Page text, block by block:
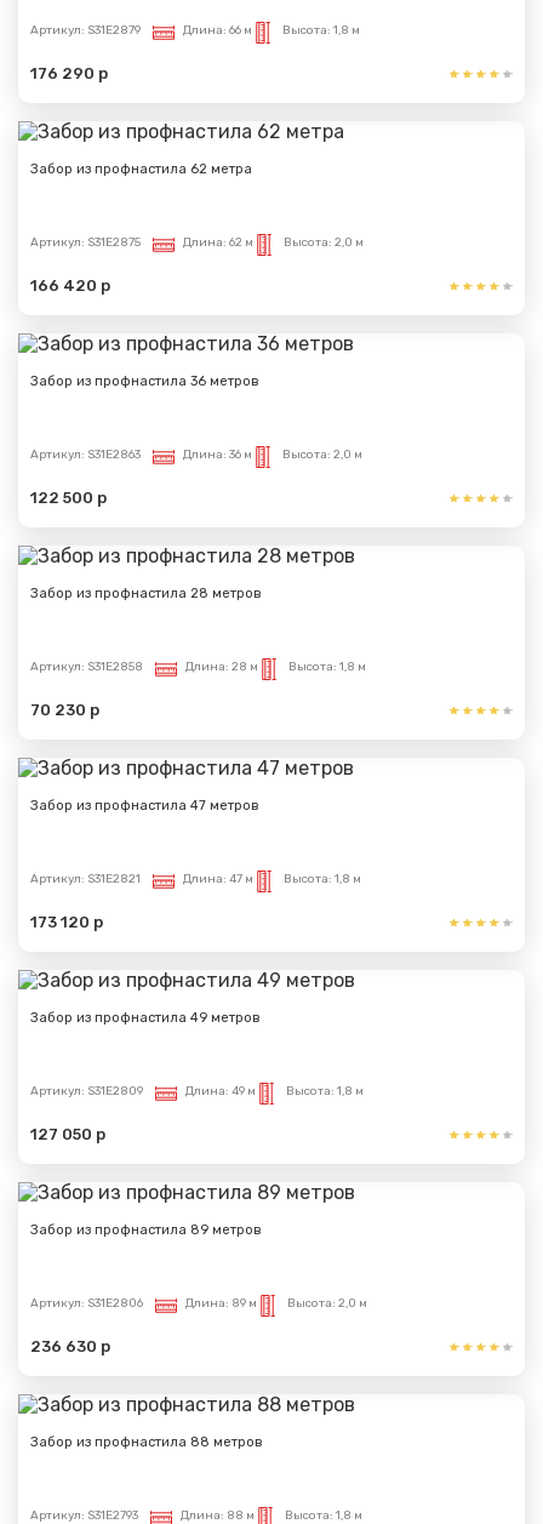
Артикул: S31E2879 Длина: 66 м Высота: 1,8 м
176 290 р
Забор из профнастила 62 метра
Артикул: S31E2875 Длина: 62 м Высота: 2,0 м
166 420 р
Забор из профнастила 36 метров
Артикул: S31E2863 Длина: 36 м Высота: 2,0 м
122 500 р
Забор из профнастила 28 метров
Артикул: S31E2858 Длина: 28 м Высота: 1,8 м
70 230 р
Забор из профнастила 47 метров
Артикул: S31E2821 Длина: 47 м Высота: 1,8 м
173 120 р
Забор из профнастила 49 метров
Артикул: S31E2809 Длина: 49 м Высота: 1,8 м
127 050 р
Забор из профнастила 89 метров
Артикул: S31E2806 Длина: 89 м Высота: 2,0 м
236 630 р
Забор из профнастила 88 метров
Артикул: S31E2793 Длина: 88 м Высота: 1,8 м
Сообщение успешно
Спасибо за обращение, наш специалист свяжется с